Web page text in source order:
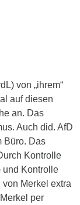
von „ihrem“
auf diesen
an. Das
Auch did. AfD
Büro. Das
Kontrolle
und Kontrolle
Merkel extra
per